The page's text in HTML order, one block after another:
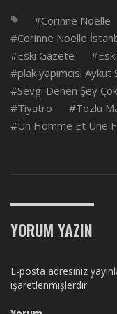
Corinne Noelle
Corinne Noelle
Eski Gazete
plak yapımcısı Aykut
Sevgi Denen Şey
Tiyatro
Tozlu
Un Homme Et Une
YORUM YAZIN
E-posta adresiniz
işaretlenmişlerdir